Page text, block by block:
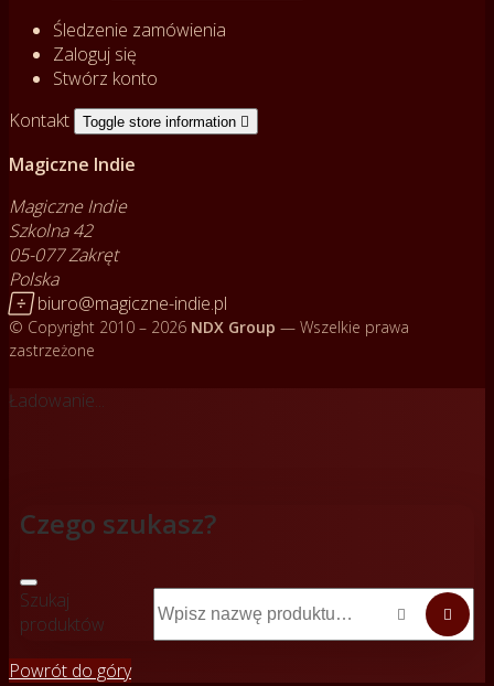
Śledzenie zamówienia
Zaloguj się
Stwórz konto
Kontakt
Toggle store information 
Magiczne Indie
Magiczne Indie
Szkolna 42
05-077 Zakręt
Polska
 biuro@magiczne-indie.pl
© Copyright 2010 – 2026 NDX Group — Wszelkie prawa
zastrzeżone
Ładowanie...
Czego szukasz?
Szukaj
produktów
 
Powrót do góry